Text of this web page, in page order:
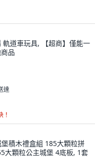
軌道車玩具, 【超商】僅能一
品
達
！
積木禮盒組 185大顆粒拼
大顆粒公主城堡 4底板, 1套